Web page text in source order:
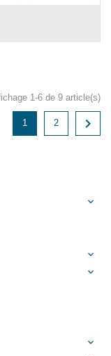
1-6 de 9 article(s)
1 2 
keyboard_arrow_down
keyboard_arrow_down
keyboard_arrow_down
keyboard_arrow_down